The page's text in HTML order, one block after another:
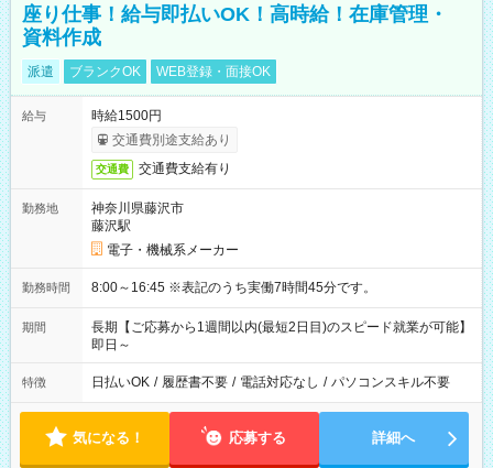
座り仕事！給与即払いOK！高時給！在庫管理・
資料作成
派遣 ブランクOK WEB登録・面接OK
給与
時給1500円
交通費別途支給あり
交通費 交通費支給有り
勤務地
神奈川県藤沢市
藤沢駅
電子・機械系メーカー
勤務時間 8:00～16:45 ※表記のうち実働7時間45分です。
期間
長期【ご応募から1週間以内(最短2日目)のスピード就業が可能】
即日～
特徴 日払いOK / 履歴書不要 / 電話対応なし / パソコンスキル不要
気になる！ 応募する 詳細へ